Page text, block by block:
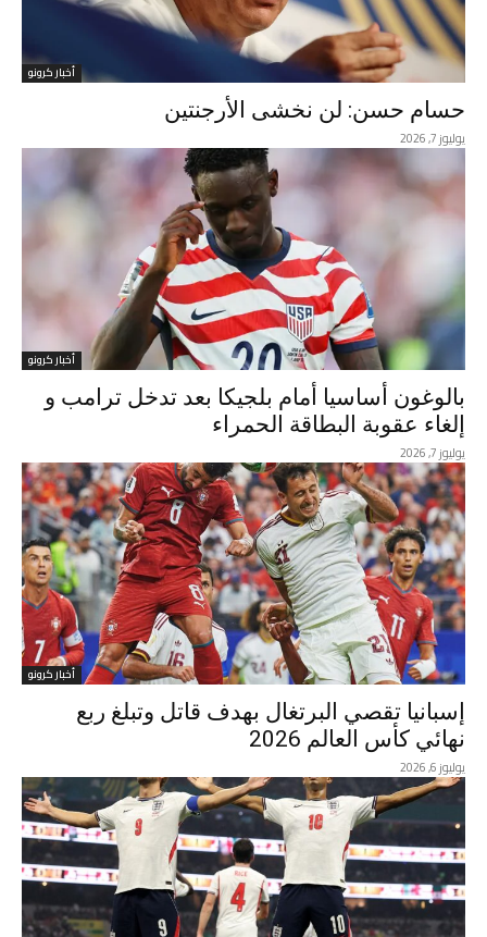
أخبار كرونو
حسام حسن: لن نخشى الأرجنتين
يوليوز 7, 2026
أخبار كرونو
بالوغون أساسيا أمام بلجيكا بعد تدخل ترامب و
إلغاء عقوبة البطاقة الحمراء
يوليوز 7, 2026
أخبار كرونو
إسبانيا تقصي البرتغال بهدف قاتل وتبلغ ربع
نهائي كأس العالم 2026
يوليوز 6, 2026